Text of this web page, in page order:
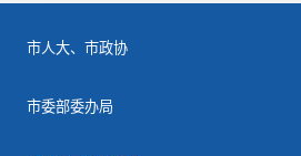
市人大、市政协
市委部委办局